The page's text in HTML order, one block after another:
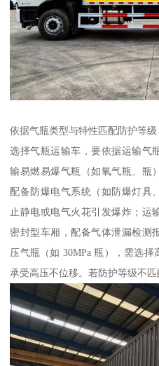
依据气瓶类型与特性匹配防护等级​
选择气瓶运输车，要依据运输气
输易燃易爆气瓶（如氧气瓶、瓶
配备防爆电气系统（如防爆灯具
止静电或电气火花引发爆炸；运
密封型车厢，配备气体泄漏检测
压气瓶（如 30MPa 瓶），需选
承受高压不位移。若防护等级不匹